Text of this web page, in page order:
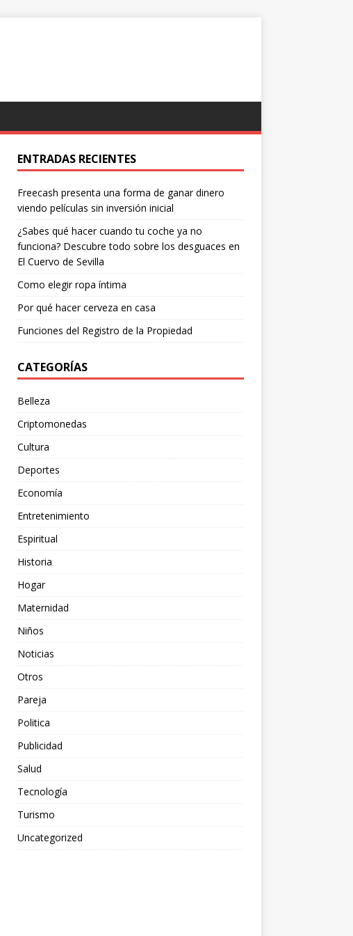
ENTRADAS RECIENTES
Freecash presenta una forma de ganar dinero
viendo películas sin inversión inicial
¿Sabes qué hacer cuando tu coche ya no
funciona? Descubre todo sobre los desguaces en
El Cuervo de Sevilla
Como elegir ropa íntima
Por qué hacer cerveza en casa
Funciones del Registro de la Propiedad
CATEGORÍAS
Belleza
Criptomonedas
Cultura
Deportes
Economía
Entretenimiento
Espiritual
Historia
Hogar
Maternidad
Niños
Noticias
Otros
Pareja
Politica
Publicidad
Salud
Tecnología
Turismo
Uncategorized